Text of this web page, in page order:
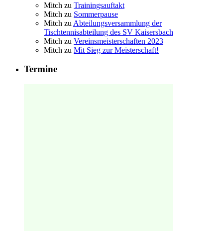
Mitch zu Trainingsauftakt
Mitch zu Sommerpause
Mitch zu Abteilungsversammlung der
Tischtennisabteilung des SV Kaisersbach
Mitch zu Vereinsmeisterschaften 2023
Mitch zu Mit Sieg zur Meisterschaft!
Termine